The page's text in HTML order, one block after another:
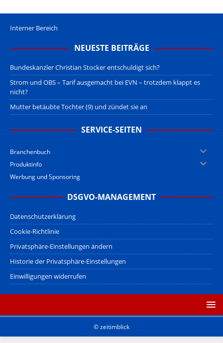
Interner Bereich
NEUESTE BEITRÄGE
Bundeskanzler Christian Stocker entschuldigt sich?
Strom und OBS – Tarif ausgemacht bei EVN – trotzdem klappt es
nicht?
Mutter betäubte Tochter (9) und zündet sie an
SERVICE-SEITEN
Branchenbuch
Produktinfo
Werbung und Sponsoring
DSGVO-MANAGEMENT
Datenschutzerklärung
Cookie-Richtlinie
Privatsphäre-Einstellungen ändern
Historie der Privatsphäre-Einstellungen
Einwilligungen widerrufen
© zeitimblick